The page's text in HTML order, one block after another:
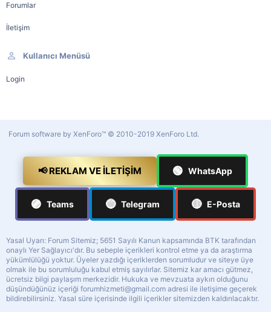
Forumlar
İletişim
Kullanıcı Menüsü
Login
Forum software by XenForo™ © 2010-2019 XenForo Ltd.
📢 REKLAM VE İLETIŞIM 🟢 WhatsApp
🟣 Teams 🔵 Telegram 🔴 E-Posta
Yasal Uyarı: Forum Sitemiz; 5651 Sayılı Kanun kapsamında BTK tarafından
onaylı Yer Sağlayıcı'dır. Bu sebeple içerikleri kontrol etme ya da araştırma
yükümlülüğü yoktur. Üyeler yazdığı içeriklerden sorumludur ve siteye üye
olmak ile bu sorumluluğu kabul etmiş sayılırlar. Sitemiz kar amacı gütmez,
ücretsiz bilgi paylaşım merkezidir. Hukuka ve mevzuata aykırı olduğunu
düşündüğünüz içeriği forumhizmeti@gmail.com adresi ile iletişime geçerek
bildirebilirsiniz. Yasal süre içerisinde ilgili içerikler sitemizden kaldırılacaktır.